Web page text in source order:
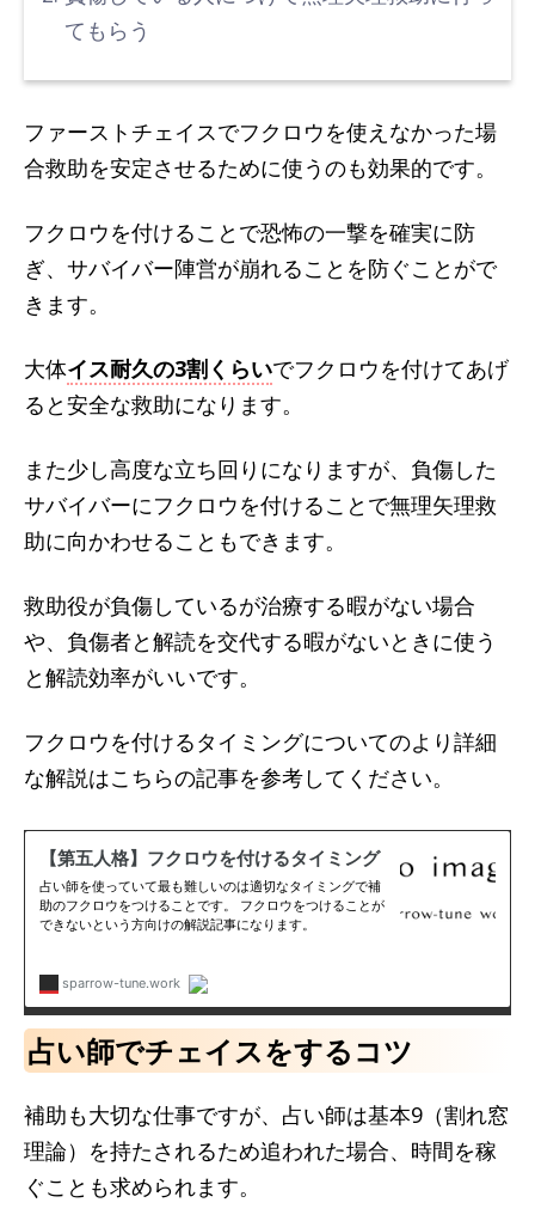
てもらう
ファーストチェイスでフクロウを使えなかった場
合救助を安定させるために使うのも効果的です。
フクロウを付けることで恐怖の一撃を確実に防
ぎ、サバイバー陣営が崩れることを防ぐことがで
きます。
大体イス耐久の3割くらいでフクロウを付けてあげ
ると安全な救助になります。
また少し高度な立ち回りになりますが、負傷した
サバイバーにフクロウを付けることで無理矢理救
助に向かわせることもできます。
救助役が負傷しているが治療する暇がない場合
や、負傷者と解読を交代する暇がないときに使う
と解読効率がいいです。
フクロウを付けるタイミングについてのより詳細
な解説はこちらの記事を参考してください。
占い師でチェイスをするコツ
補助も大切な仕事ですが、占い師は基本9（割れ窓
理論）を持たされるため追われた場合、時間を稼
ぐことも求められます。